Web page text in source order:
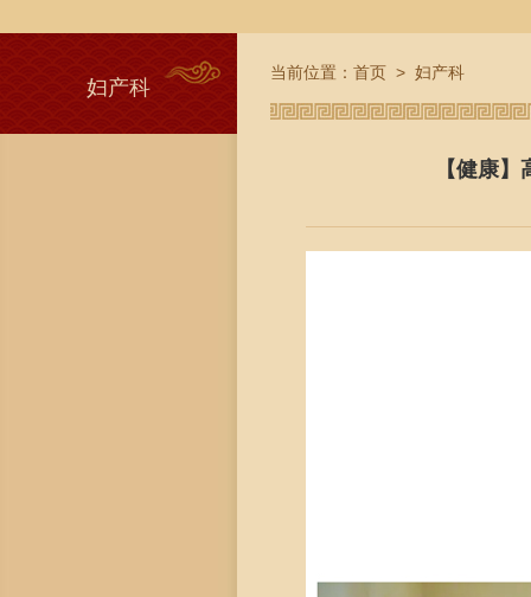
妇产科
当前位置： 首页 > 妇产科
【健康